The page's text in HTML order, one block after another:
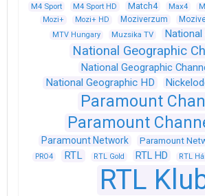
M4 Sport M4 Sport HD Match4 Max4
Mozi+ Mozi+ HD Moziverzum
MTV Hungary
Muzsika TV
National Geographic
National Geographic
National Geographic HD
Paramount
Paramount
Paramount Network Paramount
PRO4 RTL RTL Gold RTL HD RTL
RTL